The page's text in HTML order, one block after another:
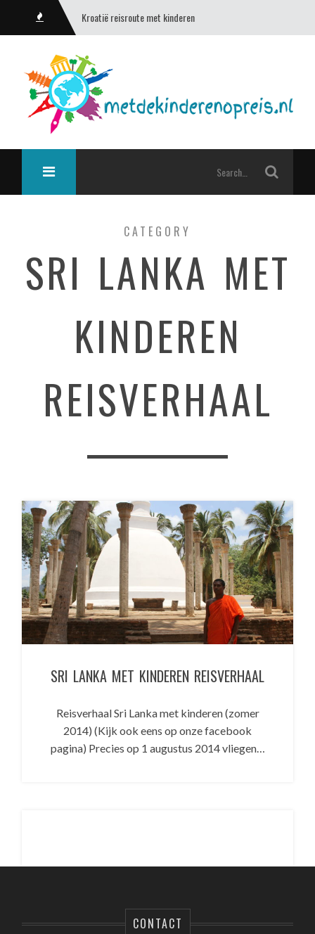
Kroatië reisroute met kinderen
CATEGORY
SRI LANKA MET
KINDEREN
REISVERHAAL
SRI LANKA MET KINDEREN REISVERHAAL
Reisverhaal Sri Lanka met kinderen (zomer
2014) (Kijk ook eens op onze facebook
pagina) Precies op 1 augustus 2014 vliegen…
CONTACT